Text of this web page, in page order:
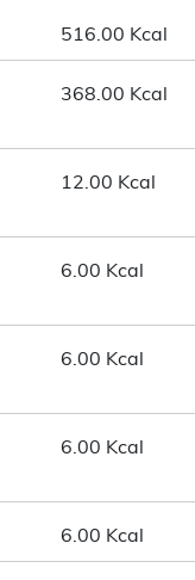
516.00 Kcal
368.00 Kcal
12.00 Kcal
6.00 Kcal
6.00 Kcal
6.00 Kcal
6.00 Kcal